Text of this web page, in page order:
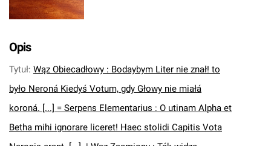
Opis
Tytuł: Wąz Obiecadłowy : Bodaybym Liter nie znał! to
było Neroná Kiedyś Votum, gdy Głowy nie miałá
koroná. [...] = Serpens Elementarius : O utinam Alpha et
Betha mihi ignorare liceret! Haec stolidi Capitis Vota